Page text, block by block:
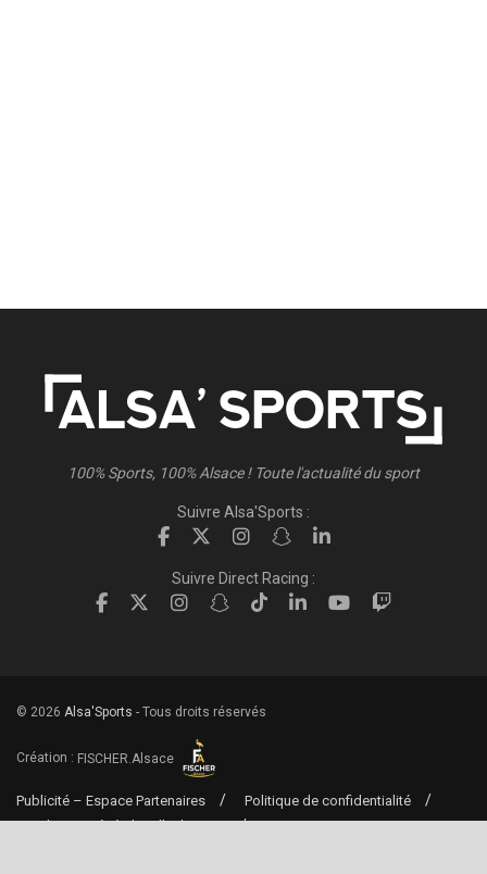
100% Sports, 100% Alsace ! Toute l'actualité du sport
Suivre Alsa'Sports :
Suivre Direct Racing :
© 2026 Alsa'Sports - Tous droits réservés
Création : FISCHER.Alsace
Publicité – Espace Partenaires
Politique de confidentialité
Conditions générales d’utilisation